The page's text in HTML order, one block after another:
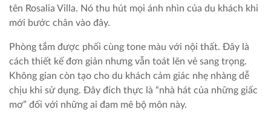
tên Rosalia Villa. Nó thu hút mọi ánh nhìn của du khách khi
mới bước chân vào đây.
Phòng tắm được phối cùng tone màu với nội thất. Đây là
cách thiết kế đơn giản nhưng vẫn toát lên vẻ sang trọng.
Không gian còn tạo cho du khách cảm giác nhẹ nhàng dễ
chịu khi sử dụng. Đây đích thực là “nhà hát của những giấc
mơ” đối với những ai đam mê bộ môn này.